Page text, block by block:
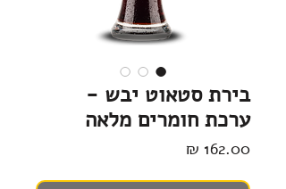
בירת סטאוט יבש -
ערכת חומרים מלאה